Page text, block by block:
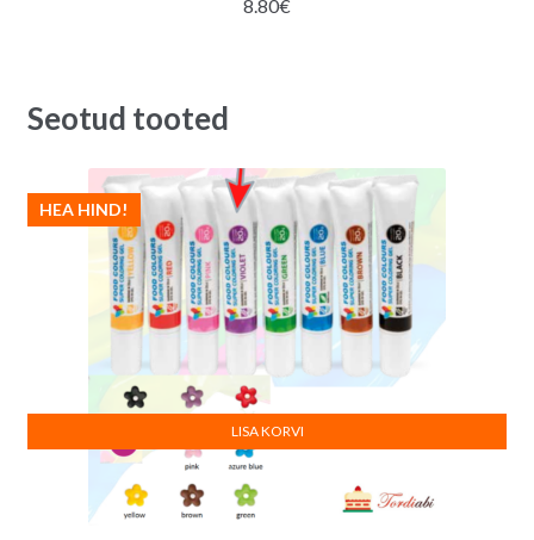
8.80€
Seotud tooted
HEA HIND!
LISA KORVI